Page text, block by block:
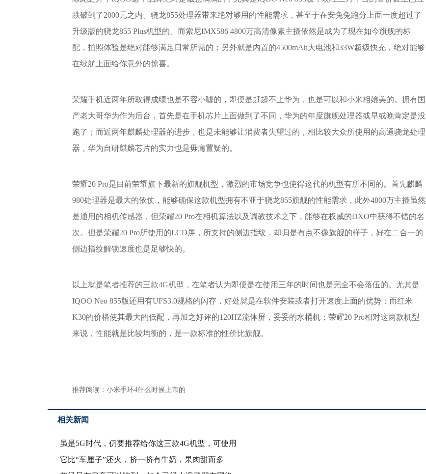
跌破到了2000元之内。骁龙855处理器带来绝对够用的性能需求，甚至于在安兔兔跑分上面一度超过了
升级版的骁龙855 Plus机型的。而索尼IMX586 4800万高清像素主摄依然是成为了现在如今旗舰的标
配，拍照体验是绝对能够满足日常所需的；另外就是内置的4500mAh大电池和33W超级快充，绝对能够
在续航上面给你意外的惊喜。
荣耀手机近两年所取得成绩也是不容小嘘的，即便是赶超不上华为，也是可以和小米相媲美的。拥有国
产老大哥华为作为后台，首先是在手机芯片上面做到了不同，华为的年度旗舰处理器或早或晚肯定是没
跑了；而近两年麒麟处理器的进步，也是未能够让消费者失望过的，相比较大众所使用的高通骁龙处理
器，华为自研麒麟芯片的实力也是毋庸置疑的。
荣耀20 Pro是目前荣耀旗下最新的旗舰机型，激烈的市场竞争也使得这代的机型有所不同的。首先麒麟
980处理器是最大的依仗，能够确保这款机型拥有不亚于骁龙855旗舰的性能需求，此外4800万主摄虽然
是通用的相机传感器，但荣耀20 Pro在相机算法以及调教技术之下，能够在权威的DXO中获得不错的名
次。但是荣耀20 Pro所使用的LCD屏，所支持的侧边指纹，却归是有点不像旗舰的样子，好在二合一的
侧边指纹解锁速度也是足够快的。
以上就是笔者推荐的三款4G机型，在笔者认为即便是在使用三年的时间也是完全不会落伍的。尤其是
IQOO Neo 855版还用有UFS3.0规格的闪存，好处就是在软件安装或者打开速度上面的优势；而红米
K30的价格使其最大的低配，再加之好评的120HZ流体屏，妥妥的水桶机；荣耀20 Pro相对这两款机型
来说，性能就是比较均衡的，是一款标准的性价比旗舰。
推荐阅读： 小米手环4什么时候上市的
相关新闻
虽是5G时代，仍要推荐给你这三款4G机型，可使用
三年
它比“车厘子”还火，挤一挤有牛奶，果肉甜而多